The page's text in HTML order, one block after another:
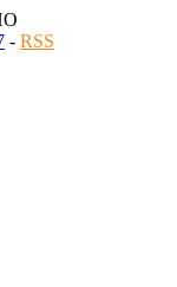
- RSS